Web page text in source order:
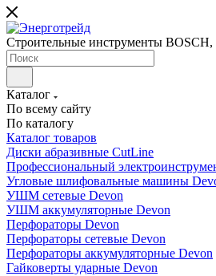
Строительные инструменты
Каталог
По всему сайту
По каталогу
Каталог товаров
Диски абразивные CutLine
Профессиональный
Угловые шлифовальные машины
УШМ сетевые Devon
УШМ аккумуляторные Devon
Перфораторы Devon
Перфораторы сетевые Devon
Перфораторы аккумуляторные Devon
Гайковерты ударные Devon